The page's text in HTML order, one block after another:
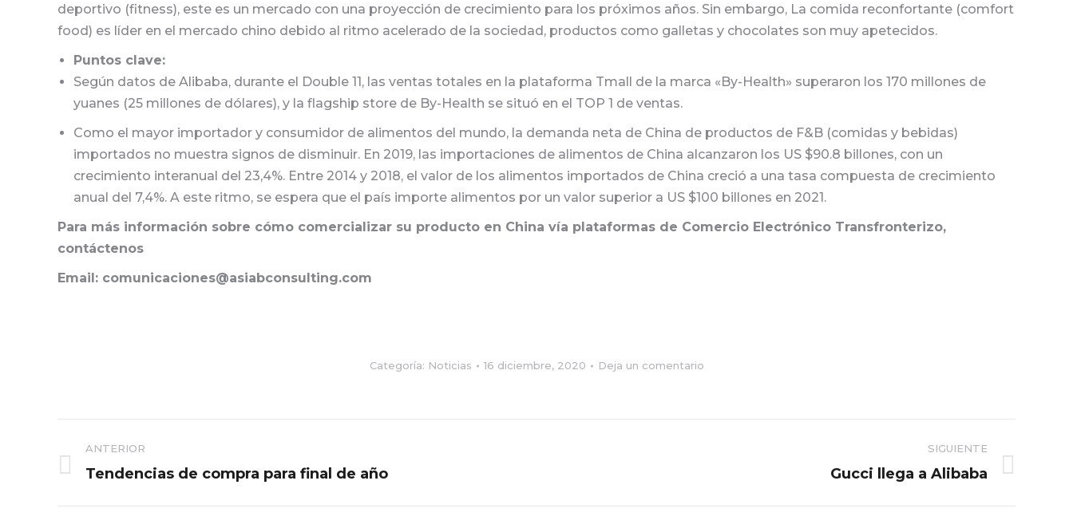
deportivo (fitness), este es un mercado con una proyección de crecimiento para los próximos años. Sin embargo, La comida reconfortante (comfort
food) es líder en el mercado chino debido al ritmo acelerado de la sociedad, productos como galletas y chocolates son muy apetecidos.
Puntos clave:
Según datos de Alibaba, durante el Double 11, las ventas totales en la plataforma Tmall de la marca «By-Health» superaron los 170 millones de
yuanes (25 millones de dólares), y la flagship store de By-Health se situó en el TOP 1 de ventas.
Como el mayor importador y consumidor de alimentos del mundo, la demanda neta de China de productos de F&B (comidas y bebidas)
importados no muestra signos de disminuir. En 2019, las importaciones de alimentos de China alcanzaron los US $90.8 billones, con un
crecimiento interanual del 23,4%. Entre 2014 y 2018, el valor de los alimentos importados de China creció a una tasa compuesta de crecimiento
anual del 7,4%. A este ritmo, se espera que el país importe alimentos por un valor superior a US $100 billones en 2021.
Para más información sobre cómo comercializar su producto en China vía plataformas de Comercio Electrónico Transfronterizo,
contáctenos
Email: comunicaciones@asiabconsulting.com
Categoría: Noticias 16 diciembre, 2020 Deja un comentario
Navegación
entre
publicaciones
ANTERIOR
Publicación
Tendencias de compra para final de año
SIGUIENTE
Gucci llega a Alibaba